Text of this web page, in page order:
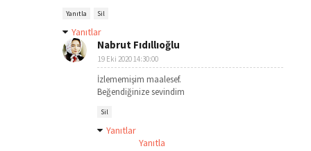
Yanıtla Sil
Yanıtlar
Nabrut Fıdıllıoğlu
19 Eki 2020 14:30:00
İzlememişim maalesef.
Beğendiğinize sevindim
Sil
Yanıtlar
Yanıtla